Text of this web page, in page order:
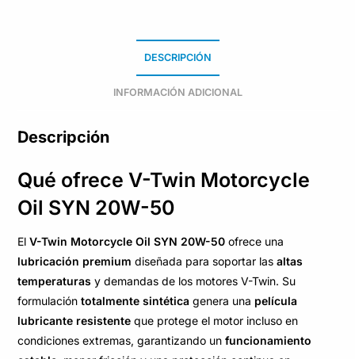
DESCRIPCIÓN
INFORMACIÓN ADICIONAL
Descripción
Qué ofrece V-Twin Motorcycle
Oil SYN 20W-50
ElV-Twin Motorcycle Oil SYN 20W-50 ofrece una
lubricación premium diseñada para soportar lasaltas
temperaturas y demandas de los motores V-Twin. Su
formulacióntotalmente sintética genera una película
lubricante resistente que protege el motor incluso en
condiciones extremas, garantizando unfuncionamiento